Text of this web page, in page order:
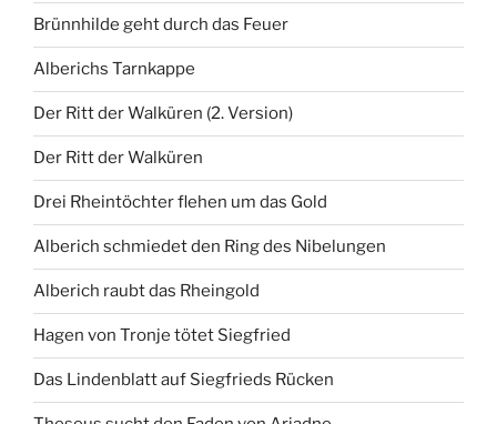
Brünnhilde geht durch das Feuer
Alberichs Tarnkappe
Der Ritt der Walküren (2. Version)
Der Ritt der Walküren
Drei Rheintöchter flehen um das Gold
Alberich schmiedet den Ring des Nibelungen
Alberich raubt das Rheingold
Hagen von Tronje tötet Siegfried
Das Lindenblatt auf Siegfrieds Rücken